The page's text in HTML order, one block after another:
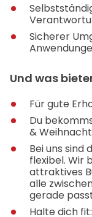
Sicherer
Und was
Für gute
Du
&
Bei uns sind
flexibel. Wir
attraktives
alle
gerade
Halte dich